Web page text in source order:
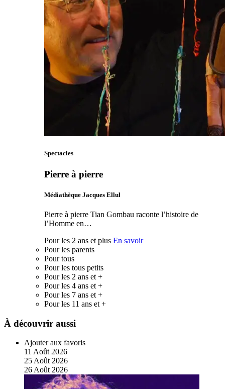
Spectacles
Pierre à pierre
Médiathèque Jacques Ellul
Pierre à pierre Tian Gombau raconte l’histoire de
l’Homme en…
Pour les 2 ans et plus En savoir
Pour les parents
Pour tous
Pour les tous petits
Pour les 2 ans et +
Pour les 4 ans et +
Pour les 7 ans et +
Pour les 11 ans et +
À découvrir aussi
Ajouter aux favoris
11 Août 2026
25 Août 2026
26 Août 2026